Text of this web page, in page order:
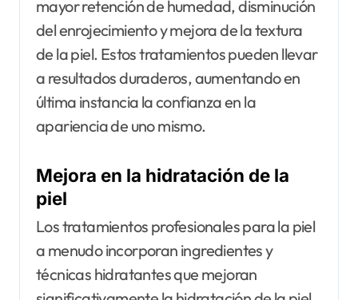
mayor retención de humedad, disminución
del enrojecimiento y mejora de la textura
de la piel. Estos tratamientos pueden llevar
a resultados duraderos, aumentando en
última instancia la confianza en la
apariencia de uno mismo.
Mejora en la hidratación de la
piel
Los tratamientos profesionales para la piel
a menudo incorporan ingredientes y
técnicas hidratantes que mejoran